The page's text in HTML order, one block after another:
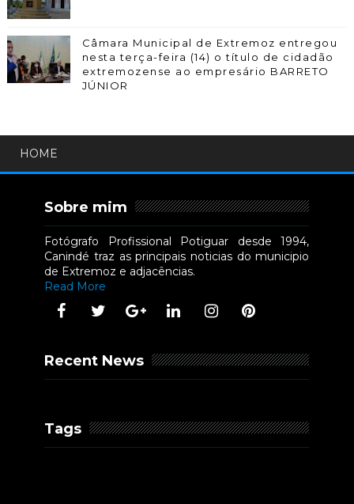
Câmara Municipal de Extremoz entregou
nesta terça-feira (14) o título de cidadão
extremozense ao empresário BARRETO
JÚNIOR
HOME
Sobre mim
Fotógrafo Profissional Potiguar desde 1994,
Canindé traz as principais noticias do municipio
de Extremoz e adjacências.
Read More
Recent News
Tags